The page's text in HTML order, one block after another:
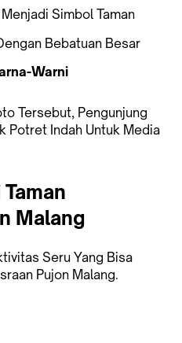
Simbol Taman
Bebatuan Besar
Warni
Tersebut, Pengunjung
Potret Indah Untuk Media
Malang
Seru Yang Bisa
Pujon Malang.